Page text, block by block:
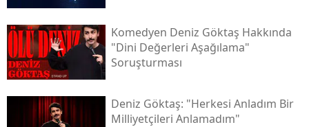
Komedyen Deniz Göktaş Hakkında
"dini Değerleri Aşağılama"
Soruşturması
Deniz Göktaş: "herkesi Anladım Bir
Milliyetçileri Anlamadım"